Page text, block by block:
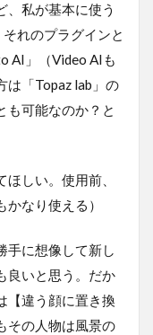
、私が基本に使う
れのプラグインと
AI」（Video AIも
は「Topaz lab」の
も可能なのか？と
しい。使用前、
なり使える）
手に想像して新し
良いと思う。だか
【違う顔に置き換
その人物は風景の